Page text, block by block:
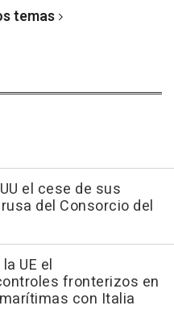
temas
el cese de sus
del Consorcio del
UE el
fronterizos en
con Italia